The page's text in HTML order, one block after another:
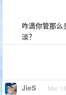
咋滴你管那么
淡？
JieS Mar